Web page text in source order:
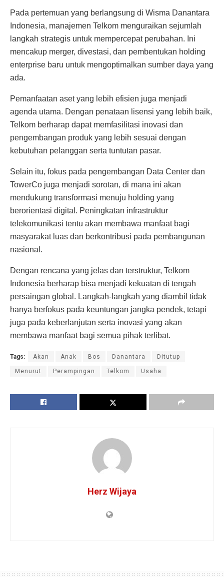
Pada pertemuan yang berlangsung di Wisma Danantara
Indonesia, manajemen Telkom menguraikan sejumlah
langkah strategis untuk mempercepat perubahan. Ini
mencakup merger, divestasi, dan pembentukan holding
enterprise baru untuk mengoptimalkan sumber daya yang
ada.
Pemanfaatan aset yang lebih efisien juga menjadi
agenda utama. Dengan penataan lisensi yang lebih baik,
Telkom berharap dapat memfasilitasi inovasi dan
pengembangan produk yang lebih sesuai dengan
kebutuhan pelanggan serta tuntutan pasar.
Selain itu, fokus pada pengembangan Data Center dan
TowerCo juga menjadi sorotan, di mana ini akan
mendukung transformasi menuju holding yang
berorientasi digital. Peningkatan infrastruktur
telekomunikasi tentu akan membawa manfaat bagi
masyarakat luas dan berkontribusi pada pembangunan
nasional.
Dengan rencana yang jelas dan terstruktur, Telkom
Indonesia berharap bisa menjadi kekuatan di tengah
persaingan global. Langkah-langkah yang diambil tidak
hanya berfokus pada keuntungan jangka pendek, tetapi
juga pada keberlanjutan serta inovasi yang akan
membawa manfaat bagi semua pihak terlibat.
Tags: Akan Anak Bos Danantara Ditutup
Menurut Perampingan Telkom Usaha
Herz Wijaya